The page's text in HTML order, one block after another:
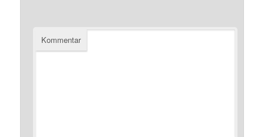
Kommentar